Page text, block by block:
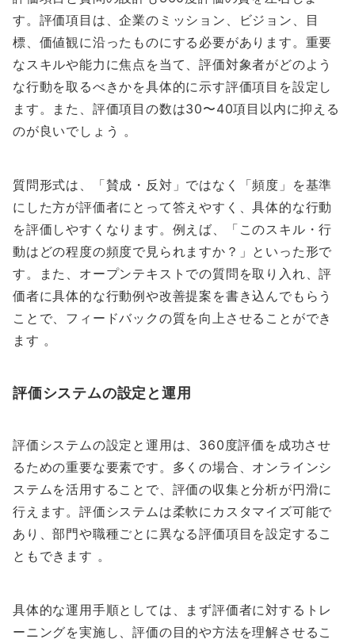
す。評価項目は、企業のミッション、ビジョン、目
標、価値観に沿ったものにする必要があります。重要
なスキルや能力に焦点を当て、評価対象者がどのよう
な行動を取るべきかを具体的に示す評価項目を設定し
ます。また、評価項目の数は30〜40項目以内に抑える
のが良いでしょう 。
質問形式は、「賛成・反対」ではなく「頻度」を基準
にした方が評価者にとって答えやすく、具体的な行動
を評価しやすくなります。例えば、「このスキル・行
動はどの程度の頻度で見られますか？」といった形で
す。また、オープンテキストでの質問を取り入れ、評
価者に具体的な行動例や改善提案を書き込んでもらう
ことで、フィードバックの質を向上させることができ
ます 。
評価システムの設定と運用
評価システムの設定と運用は、360度評価を成功させ
るための重要な要素です。多くの場合、オンラインシ
ステムを活用することで、評価の収集と分析が円滑に
行えます。評価システムは柔軟にカスタマイズ可能で
あり、部門や職種ごとに異なる評価項目を設定するこ
ともできます 。
具体的な運用手順としては、まず評価者に対するトレ
ーニングを実施し、評価の目的や方法を理解させるこ